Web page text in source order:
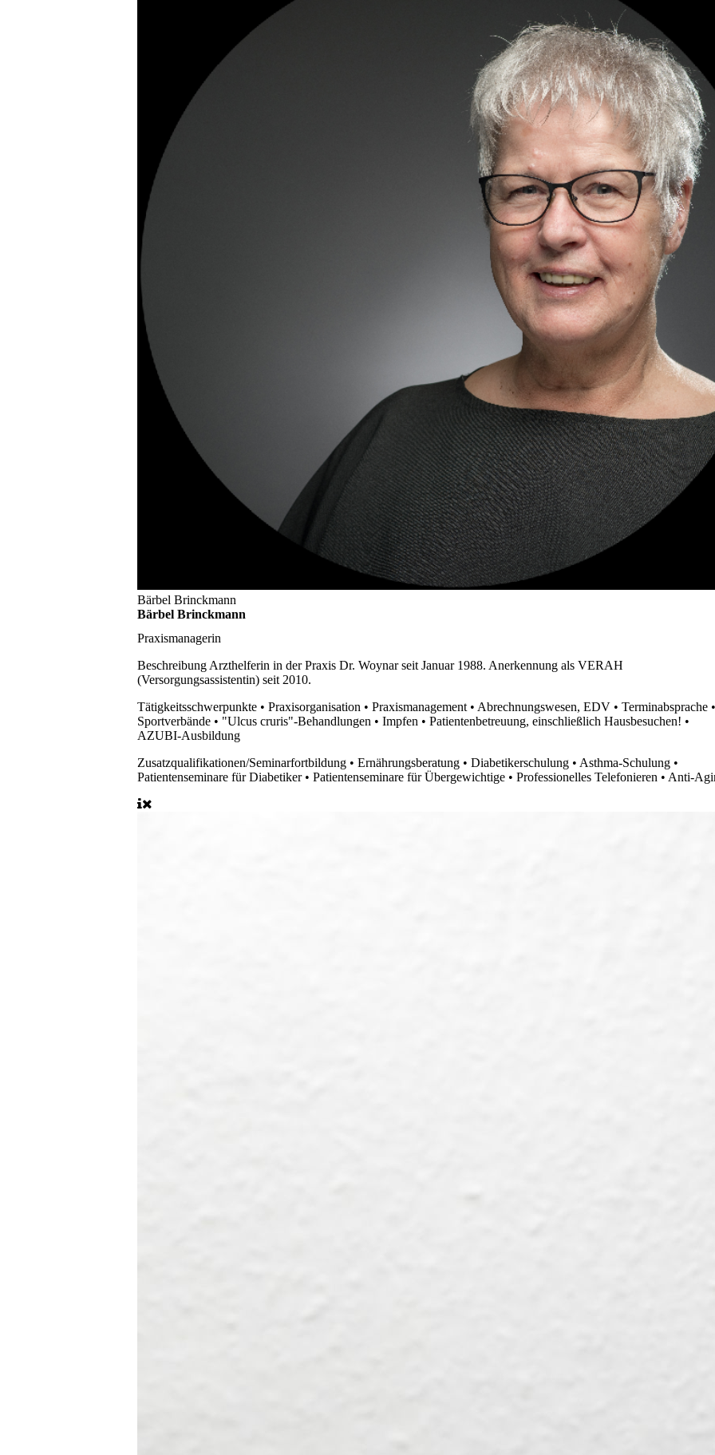
Bärbel Brinckmann
Bärbel Brinckmann
Praxismanagerin
Beschreibung Arzthelferin in der Praxis Dr. Woynar seit Januar 1988. Anerkennung als VERAH
(Versorgungsassistentin) seit 2010.
Tätigkeitsschwerpunkte • Praxisorganisation • Praxismanagement • Abrechnungswesen, EDV • Terminabsprache •
Sportverbände • "Ulcus cruris"-Behandlungen • Impfen • Patientenbetreuung, einschließlich Hausbesuchen! •
AZUBI-Ausbildung
Zusatzqualifikationen/Seminarfortbildung • Ernährungsberatung • Diabetikerschulung • Asthma-Schulung •
Patientenseminare für Diabetiker • Patientenseminare für Übergewichtige • Professionelles Telefonieren • Anti-